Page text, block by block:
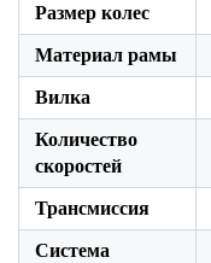
Размер колес
Материал рамы
Вилка
Количество
скоростей
Трансмиссия
Система